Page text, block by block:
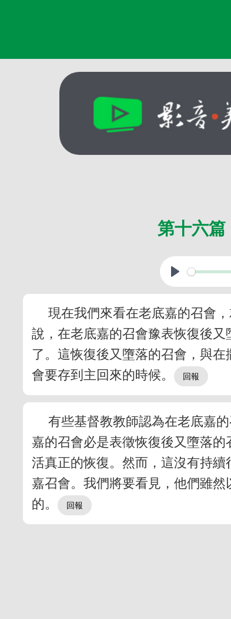
第十六
現在我們來看在老底嘉的召會
說，在老底嘉的召會豫表恢復後
了。這恢復後又墮落的召會，與
會要存到主回來的時候。
有些基督教教師認為在老底嘉
嘉的召會必是表徵恢復後又墮落
活真正的恢復。然而，這沒有持
嘉召會。我們將要看見，他們雖
的。